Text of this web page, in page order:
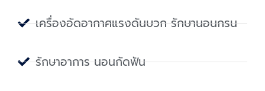
เครื่องอัดอากาศแรงดันบวก รักษานอนกรน
รักษาอาการ นอนกัดฟัน